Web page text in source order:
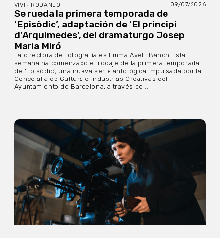
VIVIR RODANDO 09/07/2026
Se rueda la primera temporada de
‘Episòdic’, adaptación de ‘El principi
d’Arquimedes’, del dramaturgo Josep
Maria Miró
La directora de fotografía es Emma Avelli Banon Esta
semana ha comenzado el rodaje de la primera temporada
de ‘Episòdic’, una nueva serie antológica impulsada por la
Concejalía de Cultura e Industrias Creativas del
Ayuntamiento de Barcelona, a través del...